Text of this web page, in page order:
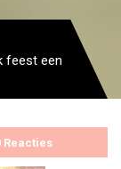
feest een
Reacties